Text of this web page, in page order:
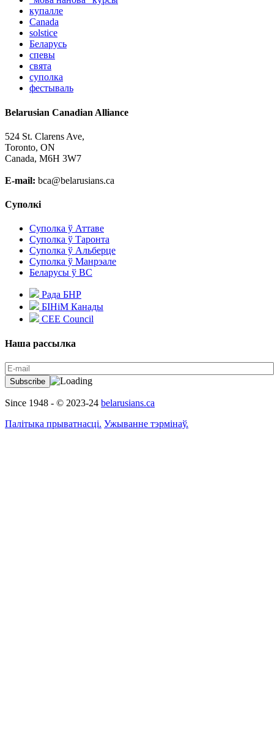
купалле
Canada
solstice
Беларусь
спевы
свята
суполка
фестываль
Belarusian Canadian Alliance
524 St. Clarens Ave,
Toronto, ON
Canada, M6H 3W7
E-mail: bca@belarusians.ca
Суполкі
Суполка ў Аттаве
Суполка ў Таронта
Суполка ў Альберце
Суполка ў Манрэале
Беларусы ў ВС
Рада БНР
БІНіМ Канады
CEE Council
Наша рассылка
Since 1948 - © 2023-24 belarusians.ca
Палітыка прыватнасці. Ужыванне тэрмінаў.